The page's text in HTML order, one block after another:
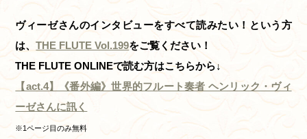
ヴィーゼさんのインタビューをすべて読みたい！という方
は、THE FLUTE Vol.199をご覧ください！
THE FLUTE ONLINEで読む方はこちらから↓
【act.4】《番外編》世界的フルート奏者 ヘンリック・ヴィ
ーゼさんに訊く
※1ページ目のみ無料